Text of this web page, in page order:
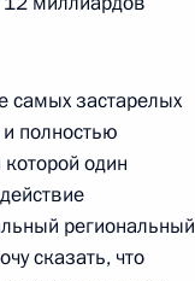
самых застарелых
полностью
один
региональный
сказать, что